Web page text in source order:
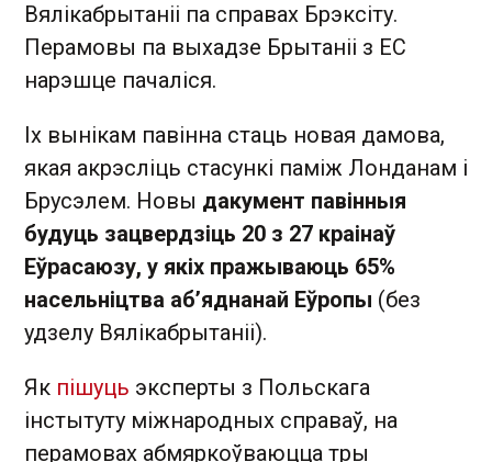
Вялікабрытаніі па справах Брэксіту.
Перамовы па выхадзе Брытаніі з ЕС
нарэшце пачаліся.
Іх вынікам павінна стаць новая дамова,
якая акрэсліць стасункі паміж Лонданам і
Брусэлем. Новы дакумент павінныя
будуць зацвердзіць 20 з 27 краінаў
Еўрасаюзу, у якіх пражываюць 65%
насельніцтва аб’яднанай Еўропы (без
удзелу Вялікабрытаніі).
Як пішуць эксперты з Польскага
інстытуту міжнародных справаў, на
перамовах абмяркоўваюцца тры